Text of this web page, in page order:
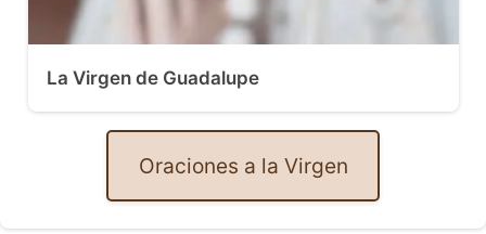
La Virgen de Guadalupe
Oraciones a la Virgen